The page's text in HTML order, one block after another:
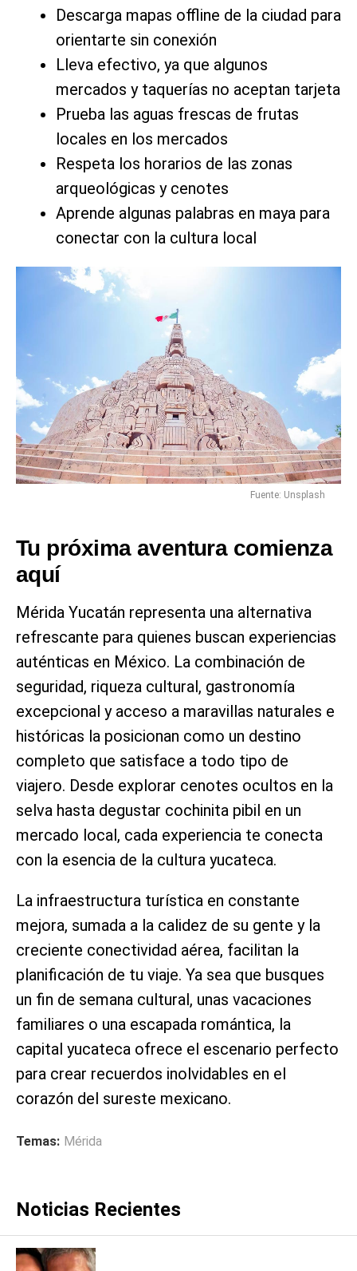
Descarga mapas offline de la ciudad para
orientarte sin conexión
Lleva efectivo, ya que algunos
mercados y taquerías no aceptan tarjeta
Prueba las aguas frescas de frutas
locales en los mercados
Respeta los horarios de las zonas
arqueológicas y cenotes
Aprende algunas palabras en maya para
conectar con la cultura local
Fuente: Unsplash
Tu próxima aventura comienza
aquí
Mérida Yucatán representa una alternativa
refrescante para quienes buscan experiencias
auténticas en México. La combinación de
seguridad, riqueza cultural, gastronomía
excepcional y acceso a maravillas naturales e
históricas la posicionan como un destino
completo que satisface a todo tipo de
viajero. Desde explorar cenotes ocultos en la
selva hasta degustar cochinita pibil en un
mercado local, cada experiencia te conecta
con la esencia de la cultura yucateca.
La infraestructura turística en constante
mejora, sumada a la calidez de su gente y la
creciente conectividad aérea, facilitan la
planificación de tu viaje. Ya sea que busques
un fin de semana cultural, unas vacaciones
familiares o una escapada romántica, la
capital yucateca ofrece el escenario perfecto
para crear recuerdos inolvidables en el
corazón del sureste mexicano.
Temas: Mérida
Noticias Recientes